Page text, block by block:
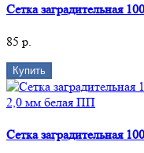
Сетка заградительная
85 р.
Купить
Сетка заградительная